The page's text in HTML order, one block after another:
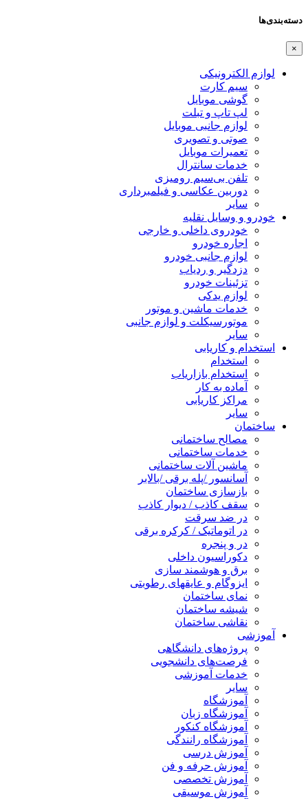
دسته‌بندی‌ها
×
لوازم الکترونیکی
سیم کارت
گوشی موبایل
لپ تاپ و تبلت
لوازم جانبی موبایل
صوتی و تصویری
تعمیرات موبایل
خدمات سانترال
تلفن بی‌سیم رومیزی
دوربین عکاسی و فیلمبرداری
سایر
خودرو و وسایل نقلیه
خودروی داخلی و خارجی
اجاره خودرو
لوازم جانبی خودرو
دزدگیر و ردیاب
تزئینات خودرو
لوازم یدکی
خدمات ماشین و موتور
موتورسیکلت و لوازم جانبی
سایر
استخدام و کاریابی
استخدام
استخدام بازاریاب
آماده به کار
مراکز کاریابی
سایر
ساختمان
مصالح ساختمانی
خدمات ساختمانی
ماشین آلات ساختمانی
آسانسور /پله برقی /بالابر
بازسازی ساختمان
سقف کاذب / دیوار کاذب
در ضد سرقت
در اتوماتیک / کرکره برقی
در و پنجره
دکوراسیون داخلی
برق و هوشمند سازی
ایزوگام و عایقهای رطوبتی
نمای ساختمان
شیشه ساختمان
نقاشی ساختمان
آموزشی
پروژه‌های دانشگاهی
فرصت‌های دانشجویی
خدمات آموزشی
سایر
آموزشگاه
آموزشگاه زبان
آموزشگاه کنکور
آموزشگاه رانندگی
آموزش درسی
آموزش حرفه و فن
آموزش تخصصی
آموزش موسیقی